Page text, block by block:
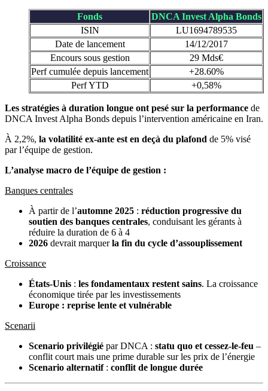
Fonds
DNCA Invest Alpha Bonds
ISIN
LU1694789535
Date de lancement
14/12/2017
Encours sous gestion
29 Mds€
Perf cumulée depuis lancement
+28.60%
Perf YTD
+0,58%
Les stratégies à duration longue ont pesé sur la performance de
DNCA Invest Alpha Bonds depuis l’intervention américaine en Iran.
À 2,2%, la volatilité ex-ante est en deçà du plafond de 5% visé
par l’équipe de gestion.
L’analyse macro de l’équipe de gestion :
Banques centrales
À partir de l’automne 2025 : réduction progressive du
soutien des banques centrales, conduisant les gérants à
réduire la duration de 6 à 4
2026 devrait marquerla fin du cycle d’assouplissement
Croissance
États-Unis : les fondamentaux restent sains. La croissance
économique tirée par les investissements
Europe : reprise lente et vulnérable
Scenarii
Scenario privilégié par DNCA : statu quo et cessez-le-feu –
conflit court mais une prime durable sur les prix de l’énergie
Scenario alternatif: conflit de longue durée